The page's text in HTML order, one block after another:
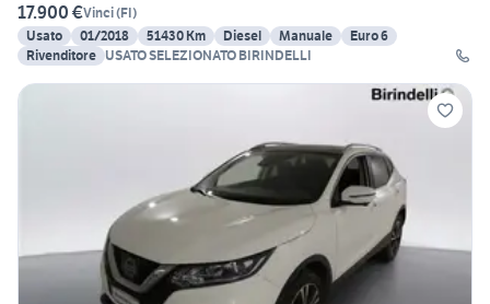
17.900 €Vinci(FI)
Usato
01/2018 51430 Km Diesel Manuale
Euro 6
Rivenditore USATO SELEZIONATO BIRINDELLI